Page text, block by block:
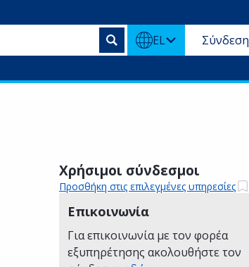
EL Σύνδεση
Χρήσιμοι σύνδεσμοι
Προσθήκη στις επιλεγμένες υπηρεσίες
Επικοινωνία
Για επικοινωνία με τον φορέα
εξυπηρέτησης ακολουθήστε τον